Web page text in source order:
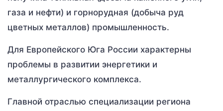
газа и нефти) и горнорудная (добыча руд
цветных металлов) промышленность.
Для Европейского Юга России характерны
проблемы в развитии энергетики и
металлургического комплекса.
Главной отраслью специализации региона